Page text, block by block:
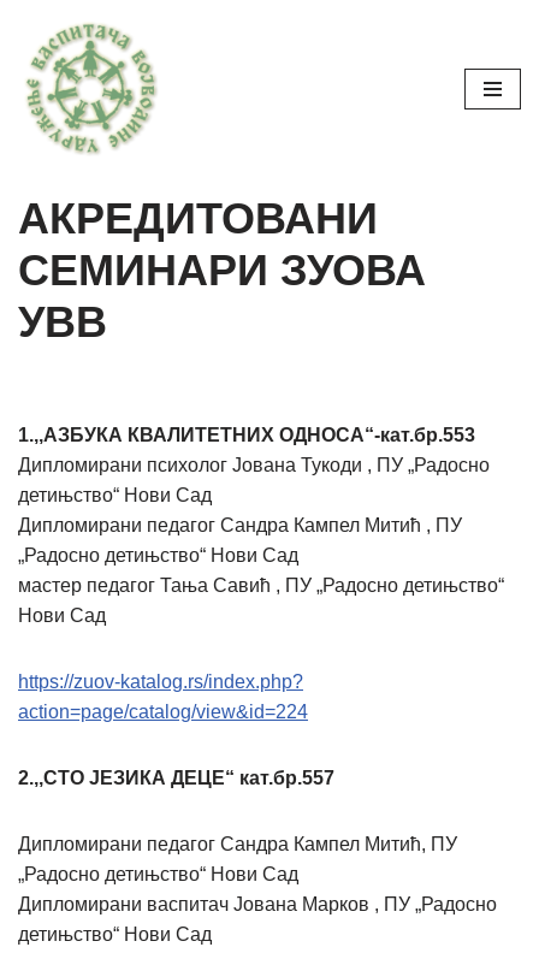
Skoči
na
sadržaj
АКРЕДИТОВАНИ
СЕМИНАРИ ЗУОВА
УВВ
1.,,АЗБУКА КВАЛИТЕТНИХ ОДНОСА“-кат.бр.553
Дипломирани психолог Јована Тукоди , ПУ „Радосно
детињство“ Нови Сад
Дипломирани педагог Сандра Кампел Митић , ПУ
„Радосно детињство“ Нови Сад
мастер педагог Тања Савић , ПУ „Радосно детињство“
Нови Сад
https://zuov-katalog.rs/index.php?
action=page/catalog/view&id=224
2.,,СТО ЈЕЗИКА ДЕЦЕ“ кат.бр.557
Дипломирани педагог Сандра Кампел Митић, ПУ
„Радосно детињство“ Нови Сад
Дипломирани васпитач Јована Марков , ПУ „Радосно
детињство“ Нови Сад